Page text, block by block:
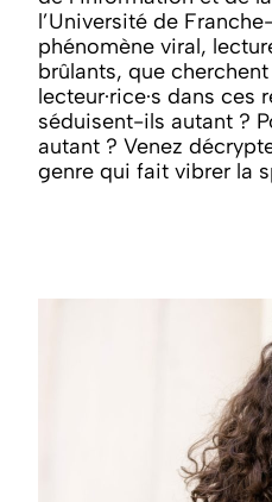
l’Université de
phénomène viral,
brûlants, que
lecteur·rice·s dans ces
séduisent-ils autant ?
autant ? Venez
genre qui fait vibrer la